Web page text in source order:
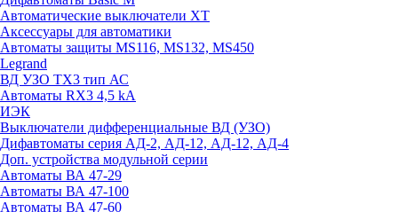
Автоматические выключатели XT
Аксессуары для автоматики
Автоматы защиты MS116, MS132, MS450
Legrand
ВД УЗО TX3 тип АС
Автоматы RX3 4,5 kA
ИЭК
Выключатели дифференциальные ВД (УЗО)
Дифавтоматы серия АД-2, АД-12, АД-12, АД-4
Доп. устройства модульной серии
Автоматы ВА 47-29
Автоматы ВА 47-100
Автоматы ВА 47-60